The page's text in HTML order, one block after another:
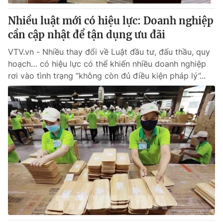
Nhiều luật mới có hiệu lực: Doanh nghiệp
cần cập nhật để tận dụng ưu đãi
VTV.vn - Nhiều thay đổi về Luật đầu tư, đấu thầu, quy
hoạch… có hiệu lực có thể khiến nhiều doanh nghiệp
rơi vào tình trạng “không còn đủ điều kiện pháp lý”...